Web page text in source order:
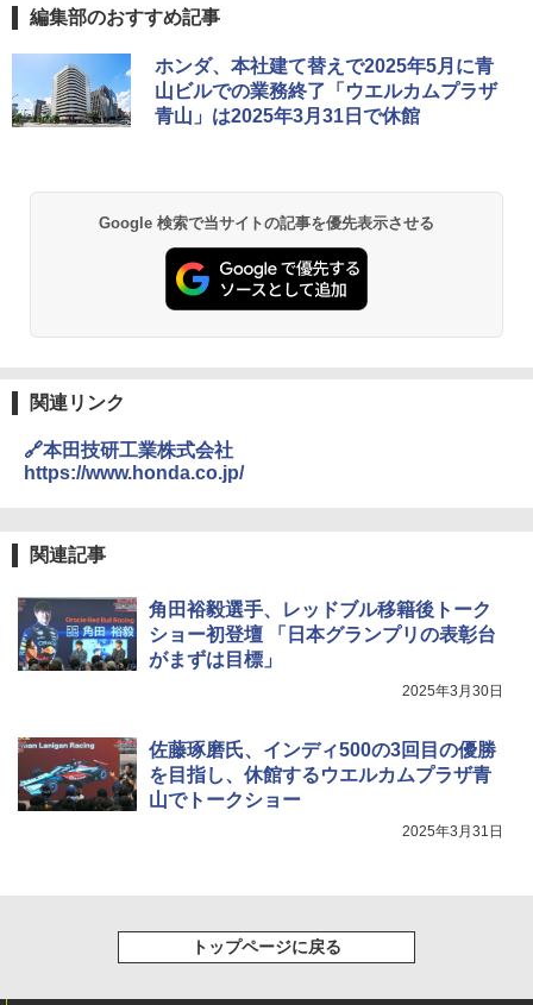
編集部のおすすめ記事
ホンダ、本社建て替えで2025年5月に青
山ビルでの業務終了「ウエルカムプラザ
青山」は2025年3月31日で休館
Google 検索で当サイトの記事を優先表示させる
関連リンク
🔗本田技研工業株式会社
https://www.honda.co.jp/
関連記事
角田裕毅選手、レッドブル移籍後トーク
ショー初登壇 「日本グランプリの表彰台
がまずは目標」
2025年3月30日
佐藤琢磨氏、インディ500の3回目の優勝
を目指し、休館するウエルカムプラザ青
山でトークショー
2025年3月31日
トップページに戻る